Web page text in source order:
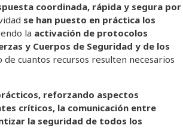
coordinada, rápida y segura por
se han puesto en práctica los
la activación de protocolos
y Cuerpos de Seguridad y de los
de cuantos recursos resulten necesarios
reforzando aspectos
críticos, la comunicación entre
la seguridad de todos los